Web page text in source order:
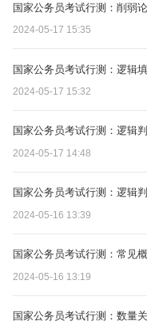
国家公务员考试行测：削弱
2024-05-17 15:35
国家公务员考试行测：逻辑
2024-05-17 15:32
国家公务员考试行测：逻辑
2024-05-17 14:48
国家公务员考试行测：逻辑
2024-05-16 13:39
国家公务员考试行测：常见
2024-05-16 13:19
国家公务员考试行测：数量